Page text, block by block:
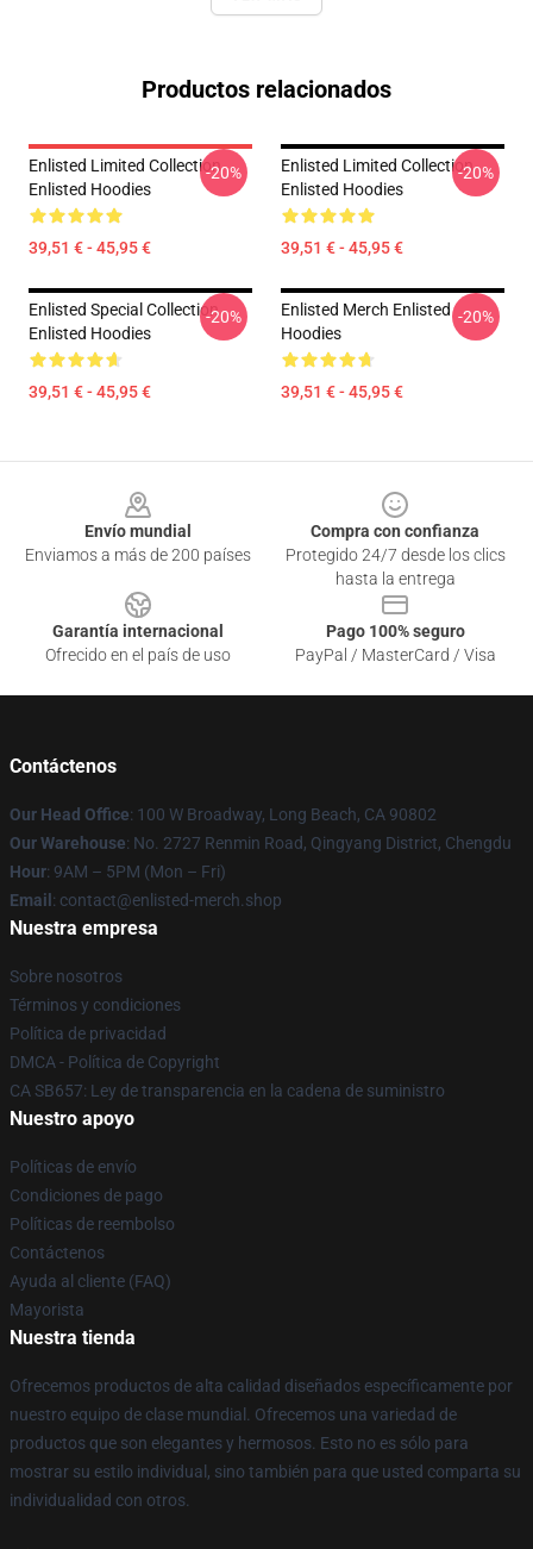
Productos relacionados
Enlisted Limited Collection
Enlisted Hoodies
39,51 € - 45,95 €
-20%
Enlisted Limited Collection
Enlisted Hoodies
39,51 € - 45,95 €
-20%
Enlisted Special Collection
Enlisted Hoodies
39,51 € - 45,95 €
-20%
Enlisted Merch Enlisted
Hoodies
39,51 € - 45,95 €
-20%
Envío mundial
Enviamos a más de 200 países
Compra con confianza
Protegido 24/7 desde los clics
hasta la entrega
Garantía internacional
Ofrecido en el país de uso
Pago 100% seguro
PayPal / MasterCard / Visa
Contáctenos
Our Head Office: 100 W Broadway, Long Beach, CA 90802
Our Warehouse: No. 2727 Renmin Road, Qingyang District, Chengdu
Hour: 9AM – 5PM (Mon – Fri)
Email : contact@enlisted-merch.shop
Nuestra empresa
Sobre nosotros
Términos y condiciones
Política de privacidad
DMCA - Política de Copyright
CA SB657: Ley de transparencia en la cadena de suministro
Nuestro apoyo
Políticas de envío
Condiciones de pago
Políticas de reembolso
Contáctenos
Ayuda al cliente (FAQ)
Mayorista
Nuestra tienda
Ofrecemos productos de alta calidad diseñados específicamente por
nuestro equipo de clase mundial. Ofrecemos una variedad de
productos que son elegantes y hermosos. Esto no es sólo para
mostrar su estilo individual, sino también para que usted comparta su
individualidad con otros.